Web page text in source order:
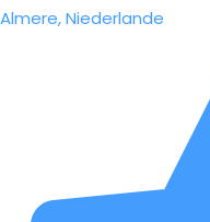
Almere, Niederlande